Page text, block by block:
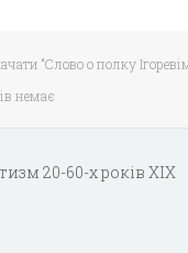
“Слово о полку
немає
20-60-х років XIX